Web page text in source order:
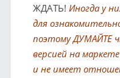
ЖДАТЬ! Иногда у
для
поэтому ДУМАЙТЕ
версией на
и не имеет